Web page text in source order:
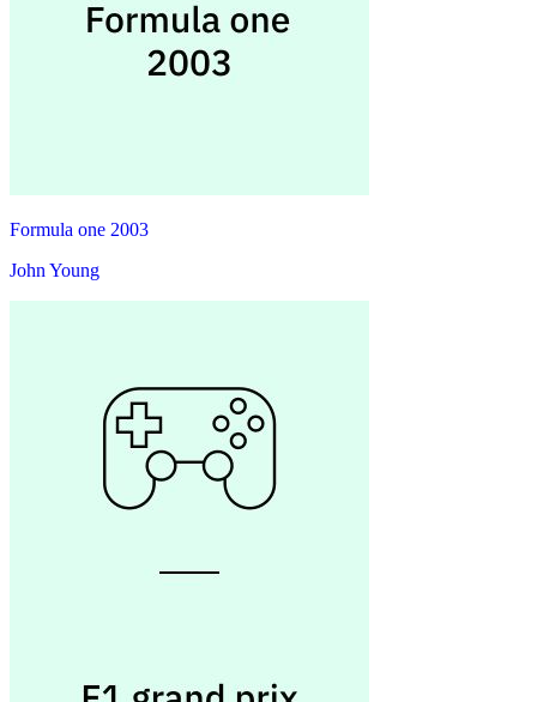
Formula one 2003
John Young